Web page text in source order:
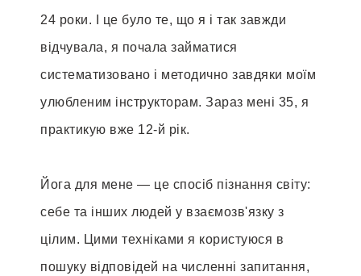
24 роки. І це було те, що я і так завжди
відчувала, я почала займатися
систематизовано і методично завдяки моїм
улюбленим інструкторам. Зараз мені 35, я
практикую вже 12-й рік.
Йога для мене — це спосіб пізнання світу:
себе та інших людей у взаємозв'язку з
цілим. Цими техніками я користуюся в
пошуку відповідей на численні запитання,